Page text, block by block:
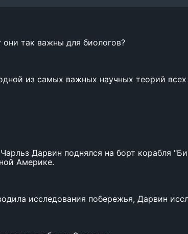
так важны для биологов?
из самых важных научных теорий
Дарвин поднялся на борт корабля
Америке.
исследования побережья, Дарвин